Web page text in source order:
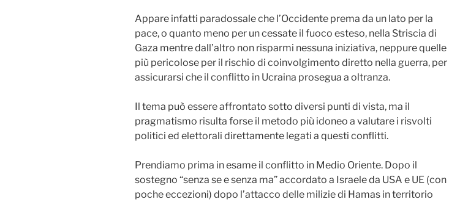
Appare infatti paradossale che l’Occidente prema da un lato per la
pace, o quanto meno per un cessate il fuoco esteso, nella Striscia di
Gaza mentre dall’altro non risparmi nessuna iniziativa, neppure quelle
più pericolose per il rischio di coinvolgimento diretto nella guerra, per
assicurarsi che il conflitto in Ucraina prosegua a oltranza.
Il tema può essere affrontato sotto diversi punti di vista, ma il
pragmatismo risulta forse il metodo più idoneo a valutare i risvolti
politici ed elettorali direttamente legati a questi conflitti.
Prendiamo prima in esame il conflitto in Medio Oriente. Dopo il
sostegno “senza se e senza ma” accordato a Israele da USA e UE (con
poche eccezioni) dopo l’attacco delle milizie di Hamas in territorio